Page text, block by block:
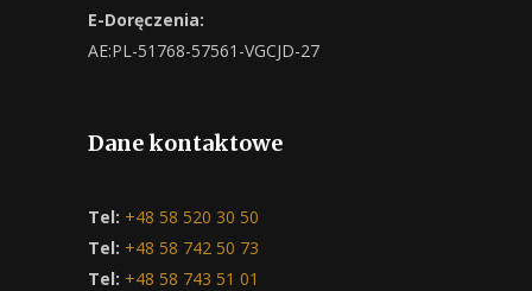
E-Doręczenia:
AE:PL-51768-57561-VGCJD-27
Dane kontaktowe
Tel: +48 58 520 30 50
Tel: +48 58 742 50 73
Tel: +48 58 743 51 01